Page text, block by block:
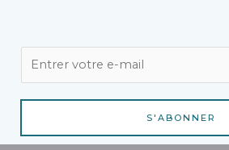
a
i
*
S'ABONNER